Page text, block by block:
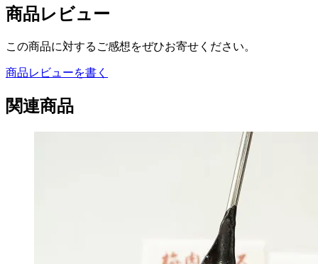
商品レビュー
この商品に対するご感想をぜひお寄せください。
商品レビューを書く
関連商品